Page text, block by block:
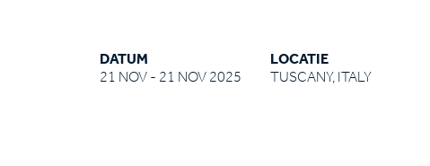
DATUM
21 NOV - 21 NOV 2025
LOCATIE
TUSCANY, ITALY